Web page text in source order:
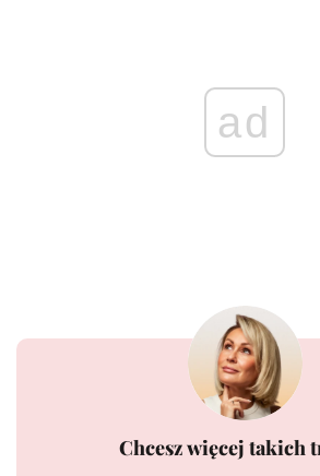
ad
Chcesz więcej takich